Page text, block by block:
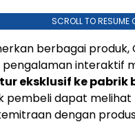
SCROLL TO RESUME
berbagai produk,
interaktif
tur eksklusif ke pabrik
pembeli dapat
dengan